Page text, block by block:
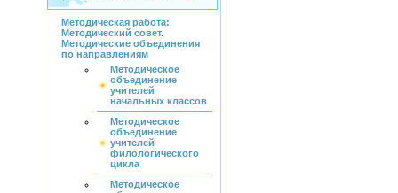
Методическая работа:
Методический совет.
Методические объединения
по направлениям
Методическое
объединение
учителей
начальных классов
Методическое
объединение
учителей
филологического
цикла
Методическое